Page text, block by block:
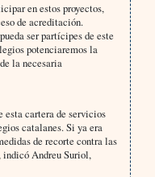
en estos proyectos,
de acreditación.
ser partícipes de este
potenciaremos la
la necesaria
esta cartera de servicios
catalanes. Si ya era
de recorte contra las
indicó Andreu Suriol,